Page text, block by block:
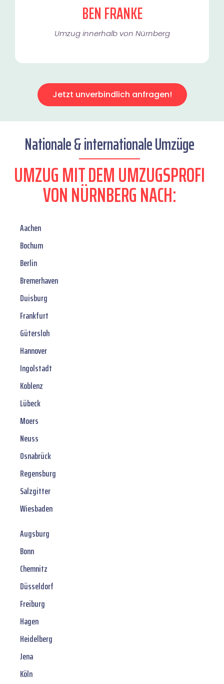
BEN FRANKE
Umzug innerhalb von Nürnberg​
Jetzt unverbindlich anfragen!
Nationale & internationale Umzüge
UMZUG MIT DEM UMZUGSPROFI
VON NÜRNBERG NACH:
Aachen
Bochum
Berlin
Bremerhaven
Duisburg
Frankfurt
Gütersloh
Hannover
Ingolstadt
Koblenz
Lübeck
Moers
Neuss
Osnabrück
Regensburg
Salzgitter
Wiesbaden
Augsburg
Bonn
Chemnitz
Düsseldorf
Freiburg
Hagen
Heidelberg
Jena
Köln